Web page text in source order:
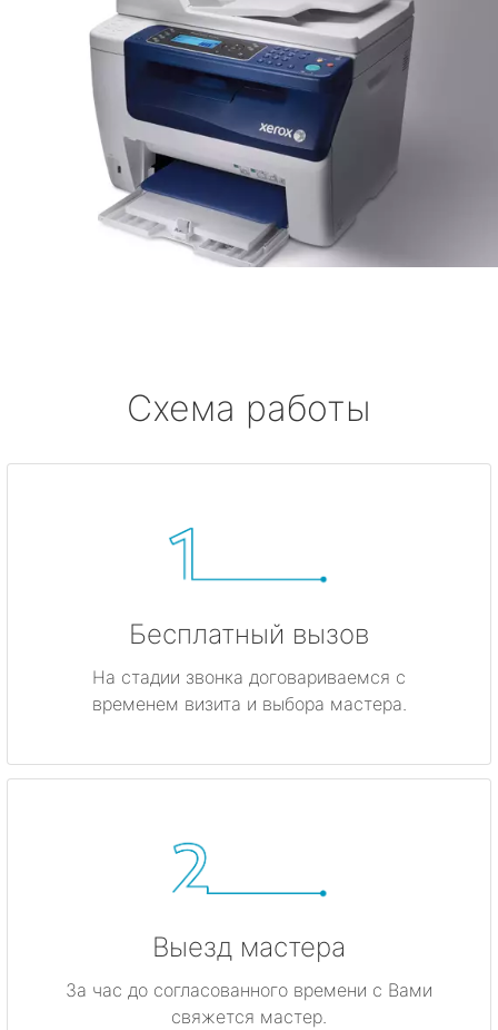
Схема работы
Бесплатный вызов
На стадии звонка договариваемся с
временем визита и выбора мастера.
Выезд мастера
За час до согласованного времени с Вами
свяжется мастер.